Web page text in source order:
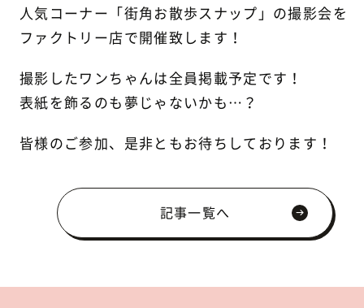
人気コーナー「街角お散歩スナップ」の撮影会を
ファクトリー店で開催致します！
撮影したワンちゃんは全員掲載予定です！
表紙を飾るのも夢じゃないかも…？
皆様のご参加、是非ともお待ちしております！
記事一覧へ